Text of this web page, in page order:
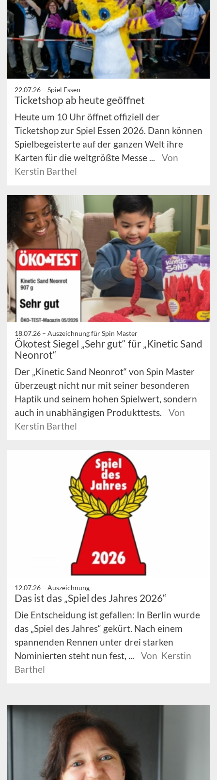
22.07.26 – Spiel Essen
Ticketshop ab heute geöffnet
Heute um 10 Uhr öffnet offiziell der
Ticketshop zur Spiel Essen 2026. Dann können
Spielbegeisterte auf der ganzen Welt ihre
Karten für die weltgrößte Messe ...
Von
Kerstin Barthel
18.07.26 – Auszeichnung für Spin Master
Ökotest Siegel „Sehr gut“ für „Kinetic Sand
Neonrot“
Der „Kinetic Sand Neonrot“ von Spin Master
überzeugt nicht nur mit seiner besonderen
Haptik und seinem hohen Spielwert, sondern
auch in unabhängigen Produkttests.
Von
Kerstin Barthel
12.07.26 – Auszeichnung
Das ist das „Spiel des Jahres 2026“
Die Entscheidung ist gefallen: In Berlin wurde
das „Spiel des Jahres“ gekürt. Nach einem
spannenden Rennen unter drei starken
Nominierten steht nun fest, ...
Von Kerstin
Barthel